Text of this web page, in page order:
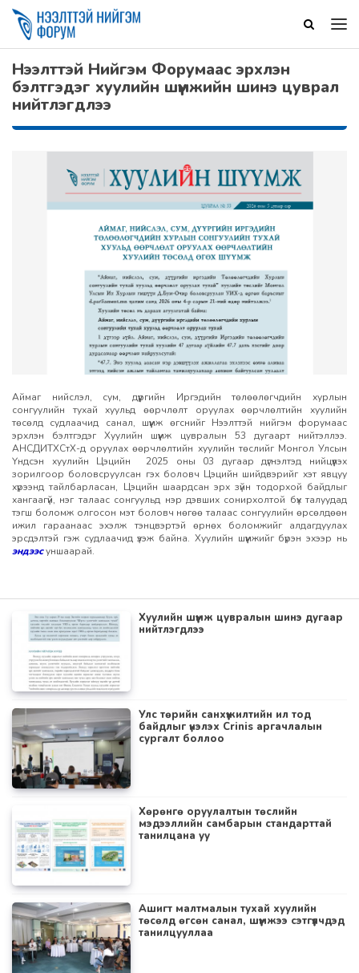
Нээлттэй Нийгэм Форумаас эрхлэн
бэлтгэдэг хуулийн шүүмжийн шинэ цуврал
нийтлэгдлээ
Аймаг нийслэл, сум, дүүргийн Иргэдийн төлөөлөгчдийн хурлын
сонгуулийн тухай хуульд өөрчлөлт оруулах өөрчлөлтийн хуулийн
төсөлд судлаачид санал, шүүмж өгснийг Нээлттэй нийгэм форумаас
эрхлэн бэлтгэдэг Хуулийн шүүмж цувралын 53 дугаарт нийтэллээ.
АНСДИТХСтХ-д оруулах өөрчлөлтийн хуулийн төслийг Монгол Улсын
Үндсэн хуулийн Цэцийн 2025 оны 03 дугаар дүгнэлтэд нийцүүлэх
зорилгоор боловсруулсан гэх боловч Цэцийн шийдвэрийг хэт явцуу
хүрээнд тайлбарласан, Цэцийн шаардсан эрх зүйн тодорхой байдлыг
хангаагүй, нэг талаас сонгуульд нэр дэвших сонирхолтой бүх талуудад
тэгш боломж олгосон мэт боловч нөгөө талаас сонгуулийн өрсөлдөөн
ижил гараанаас эхэлж тэнцвэртэй өрнөх боломжийг алдагдуулах
эрсдэлтэй гэж судлаачид үзэж байна. Хуулийн шүүмжийг бүрэн эхээр нь
эндээсуншаарай.
Хуулийн шүүмж цувралын шинэ дугаар
нийтлэгдлээ
Улс төрийн санхүүжилтийн ил тод
байдлыг үнэлэх Crinis аргачлалын
сургалт боллоо
Хөрөнгө оруулалтын төслийн
мэдээллийн самбарын стандарттай
танилцана уу
Ашигт малтмалын тухай хуулийн
төсөлд өгсөн санал, шүүмжээ сэтгүүлчдэд
танилцууллаа